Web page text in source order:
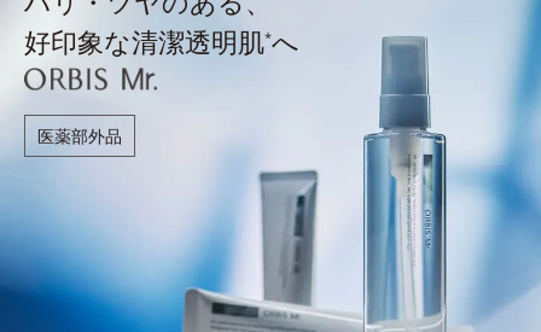
好印象な清潔透明肌*へ
医薬部外品